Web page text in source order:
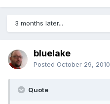
3 months later...
bluelake
Posted October 29, 2010
Quote